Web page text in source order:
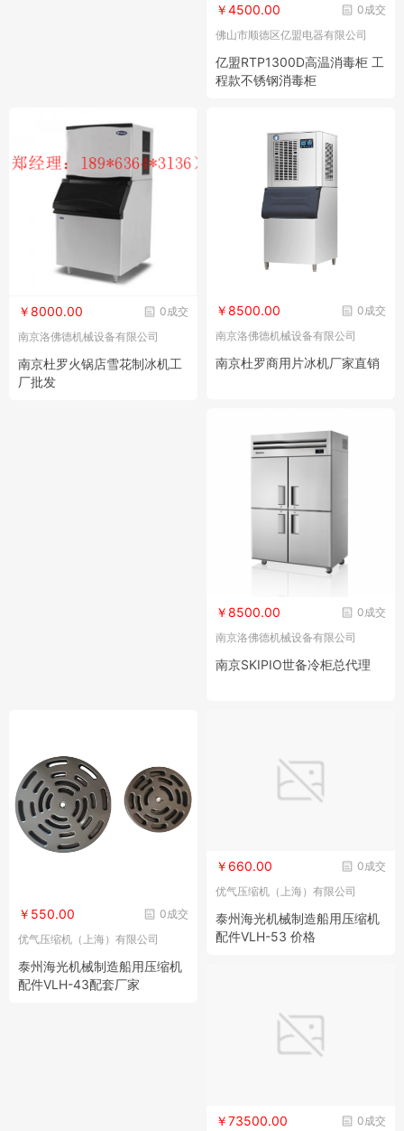
0成交
￥4500.00
佛山市顺德区亿盟电器有限公司
亿盟RTP1300D高温消毒柜 工
程款不锈钢消毒柜
0成交
￥8000.00
南京洛佛德机械设备有限公司
南京杜罗火锅店雪花制冰机工
厂批发
0成交
￥8500.00
南京洛佛德机械设备有限公司
南京杜罗商用片冰机厂家直销
0成交
￥8500.00
南京洛佛德机械设备有限公司
南京SKIPIO世备冷柜总代理
0成交
￥550.00
优气压缩机（上海）有限公司
泰州海光机械制造船用压缩机
配件VLH-43配套厂家
0成交
￥660.00
优气压缩机（上海）有限公司
泰州海光机械制造船用压缩机
配件VLH-53 价格
0成交
￥73500.00